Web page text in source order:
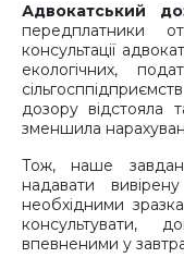
Адвокатський
передплатники
консультації
екологічних,
дозору відстояла
зменшила
Тож, наше
надавати
необхідними
консультувати,
впевненими у